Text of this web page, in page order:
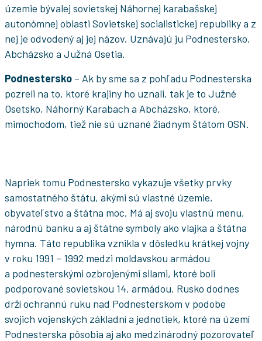
územie bývalej sovietskej Náhornej karabašskej
autonómnej oblasti Sovietskej socialistickej republiky a z
nej je odvodený aj jej názov. Uznávajú ju Podnestersko,
Abcházsko a Južná Osetia.
Podnestersko – Ak by sme sa z pohľadu Podnesterska
pozreli na to, ktoré krajiny ho uznali, tak je to Južné
Osetsko, Náhorný Karabach a Abcházsko, ktoré,
mimochodom, tiež nie sú uznané žiadnym štátom OSN.
Napriek tomu Podnestersko vykazuje všetky prvky
samostatného štátu, akými sú vlastné územie,
obyvateľstvo a štátna moc. Má aj svoju vlastnú menu,
národnú banku a aj štátne symboly ako vlajka a štátna
hymna. Táto republika vznikla v dôsledku krátkej vojny
v roku 1991 – 1992 medzi moldavskou armádou
a podnesterskými ozbrojenými silami, ktoré boli
podporované sovietskou 14. armádou. Rusko dodnes
drží ochrannú ruku nad Podnesterskom v podobe
svojich vojenských základní a jednotiek, ktoré na území
Podnesterska pôsobia aj ako medzinárodný pozorovateľ